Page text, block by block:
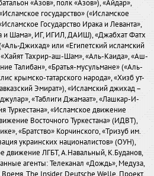
«Азов», полк «Азов»), «Айдар»,
государство» («Исламское
Государство Ирака и Леванта»,
и Шама», ИГ, ИГИЛ, ДАИШ), «Джабхат Фатх
Джихад» или «Египетский исламский
Тахрир-аш-Шам», «Аль-Каида», «Аш-
Талибан», «Братья-мусульмане» («Аль-
крымско-татарского народа», «Хизб ут-
Эмират»), «Исламский джихад –
«Таблиги Джамаат», «Лашкар-И-
Туркестана», «Исламское движение
Восточного Туркестана» (ИДВТ),
«Братство» Корчинского, «Тризуб им.
украинских националистов» (ОУН),
движение ЛГБТ, А.Навальный, К.Буданов,
агенты: Телеканал «Дождь», Медуза,
The Insider, Deutsche Welle, Проект,